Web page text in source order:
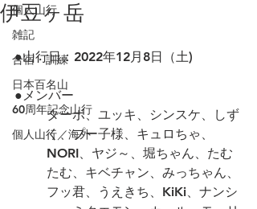
個人山行
雑記
合宿・訓練
日本百名山
60周年記念山行
個人山行／海外
伊豆ヶ岳
●山行日：2022年12月8日（土)
●メンバー
ターボ、ユッキ、シンスケ、しず
く、プー子様、キュロちゃ、
NORI、ヤジ～、堀ちゃん、たむ
たむ、キベチャン、みっちゃん、
フッ君、うえきち、KiKi、ナンシ